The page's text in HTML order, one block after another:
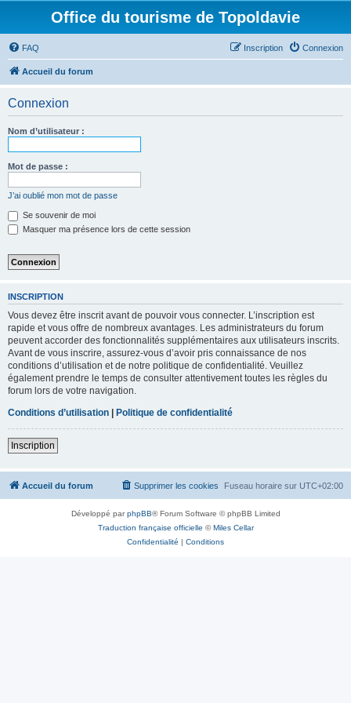
Office du tourisme de Topoldavie
FAQ Connexion
Inscription
Accueil du forum
Connexion
Nom d’utilisateur :
Mot de passe :
J’ai oublié mon mot de passe
Se souvenir de moi
Masquer ma présence lors de cette session
INSCRIPTION
Vous devez être inscrit avant de pouvoir vous connecter. L’inscription est
rapide et vous offre de nombreux avantages. Les administrateurs du forum
peuvent accorder des fonctionnalités supplémentaires aux utilisateurs inscrits.
Avant de vous inscrire, assurez-vous d’avoir pris connaissance de nos
conditions d’utilisation et de notre politique de confidentialité. Veuillez
également prendre le temps de consulter attentivement toutes les règles du
forum lors de votre navigation.
Conditions d’utilisation | Politique de confidentialité
Inscription
Accueil du forum Fuseau horaire sur UTC+02:00
Supprimer les cookies
Développé parphpBB® Forum Software © phpBB Limited
Traduction française officielle ©Miles Cellar
Confidentialité | Conditions